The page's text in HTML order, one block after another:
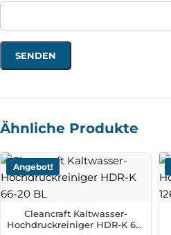
Ähnliche Produkte
Angebot!
Cleancraft Kaltwasser-
Hochdruckreiniger HDR-K 66-